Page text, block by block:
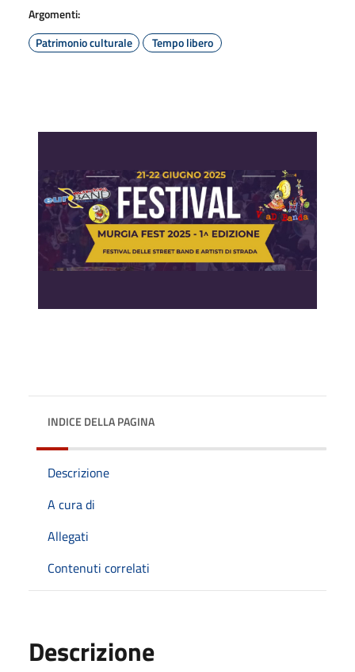
Argomenti:
Patrimonio culturale
Tempo libero
INDICE DELLA PAGINA
Descrizione
A cura di
Allegati
Contenuti correlati
Descrizione